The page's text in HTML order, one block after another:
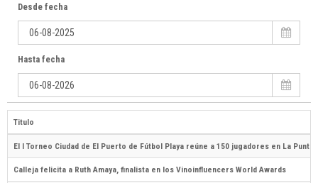
Desde fecha
Hasta fecha
Titulo
El I Torneo Ciudad de El Puerto de Fútbol Playa reúne a 150 jugadores en La
Calleja felicita a Ruth Amaya, finalista en los Vinoinfluencers World Awards